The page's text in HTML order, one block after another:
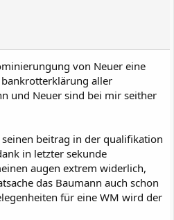
von Neuer eine
aller
und Neuer sind bei mir seither
beitrag in der qualifikation
in letzter sekunde
augen extrem widerlich,
das Baumann auch schon
für eine WM wird der